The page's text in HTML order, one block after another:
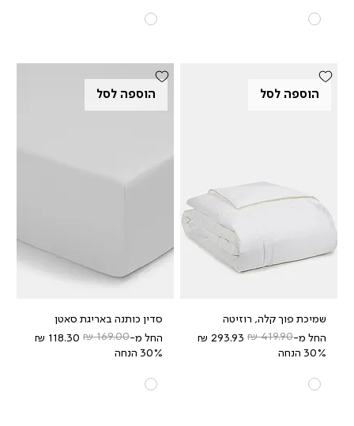
הוספה לסל
שמיכת פוך קלה, רוזיטה
החל מ-
מחיר רגיל
מחיר מבצע
30% הנחה
הוספה לסל
סדין כותנה באריגת סאטן
החל מ-
מחיר רגיל
מחיר מבצע
30% הנחה